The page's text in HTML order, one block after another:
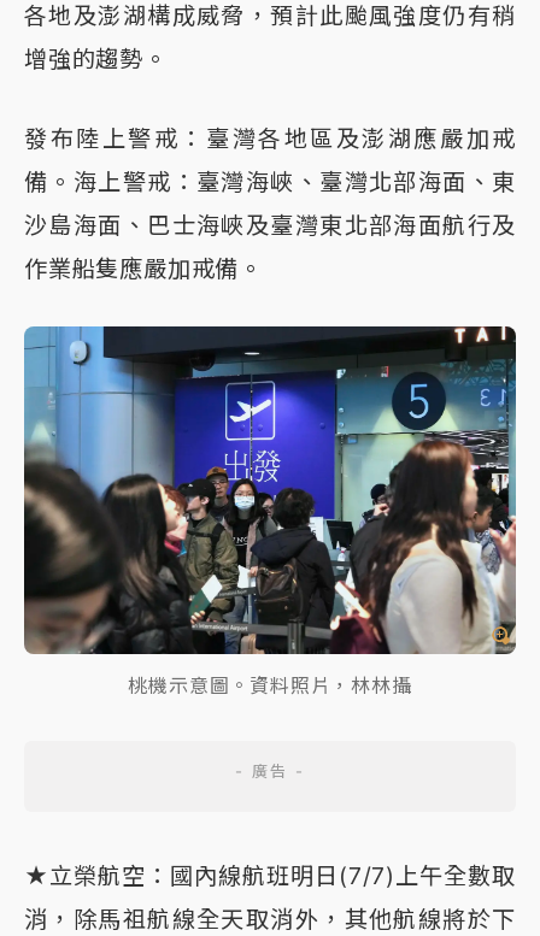
各地及澎湖構成威脅，預計此颱風強度仍有稍
增強的趨勢。
發布陸上警戒：臺灣各地區及澎湖應嚴加戒
備。海上警戒：臺灣海峽、臺灣北部海面、東
沙島海面、巴士海峽及臺灣東北部海面航行及
作業船隻應嚴加戒備。
桃機示意圖。資料照片，林林攝
★立榮航空：國內線航班明日(7/7)上午全數取
消，除馬祖航線全天取消外，其他航線將於下